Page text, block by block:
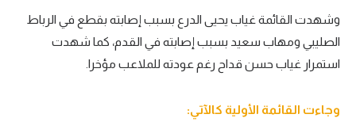
تحقيق في الجول
تقرير في الجول
وشهدت القائمة غياب يحيى الدرع بسبب إصابته بقطع في الرباط
الصليبي ومهاب سعيد بسبب إصابته في القدم، كما شهدت
استمرار غياب حسن قداح رغم عودته للملاعب مؤخرا.
وجاءت القائمة الأولية كالآتي: